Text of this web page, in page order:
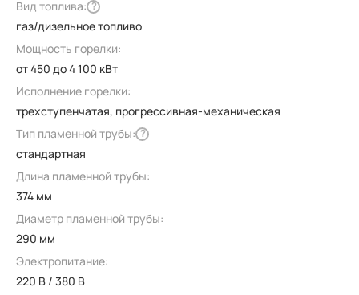
Вид топлива: ?
газ/дизельное топливо
Мощность горелки:
от 450 до 4 100 кВт
Исполнение горелки:
трехступенчатая, прогрессивная-механическая
Тип пламенной трубы: ?
стандартная
Длина пламенной трубы:
374 мм
Диаметр пламенной трубы:
290 мм
Электропитание:
220 В / 380 В